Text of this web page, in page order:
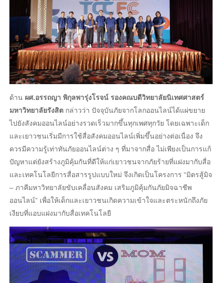
ด้าน ผศ.อรรถญา พิกุลพารุ่งโรจน์ รองคณบดีวิทยาลัยนิเทศศาสตร์
มหาวิทยาลัยรังสิตกล่าวว่า ปัจจุบันภัยจากโลกออนไลน์ได้แผ่ขยาย
ไปยังสังคมออนไลน์อย่างรวดเร็วมากขึ้นทุกเพศทุกวัย โดยเฉพาะเด็ก
และเยาวชนเริ่มมีการใช้สื่อสังคมออนไลน์เพิ่มขึ้นอย่างต่อเนื่อง จึง
ควรมีความรู้เท่าทันภัยออนไลน์ต่าง ๆ ที่มาจากสื่อ ไม่เพียงเป็นการแก้
ปัญหาแต่ยังสร้างภูมิคุ้มกันที่ดีให้แก่เยาวชนจากภัยร้ายที่แฝงมากับสื่อ
และเทคโนโลยีการสื่อสารรูปแบบใหม่ จึงเกิดเป็นโครงการ “มิตรสู้มิจ
– ภาคีมหาวิทยาลัยขับเคลื่อนสังคม เสริมภูมิคุ้มกันภัยมิจฉาชีพ
ออนไลน์” เพื่อให้เด็กและเยาวชนเกิดความเข้าใจและตระหนักถึงภัย
เงียบที่แอบแฝงมากับสื่อเทคโนโลยี